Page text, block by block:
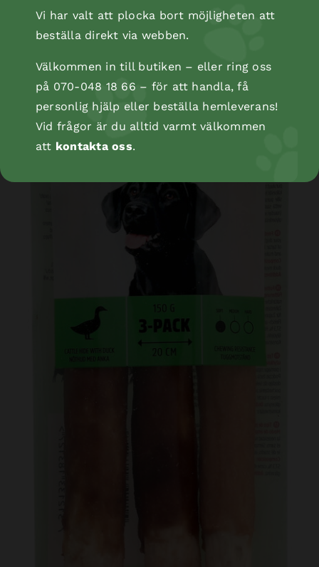
Vi har valt att plocka bort möjligheten att
beställa direkt via webben.
Välkommen in till butiken – eller ring oss
på 070-048 18 66 – för att handla, få
personlig hjälp eller beställa hemleverans!
Vid frågor är du alltid varmt välkommen
att kontakta oss.